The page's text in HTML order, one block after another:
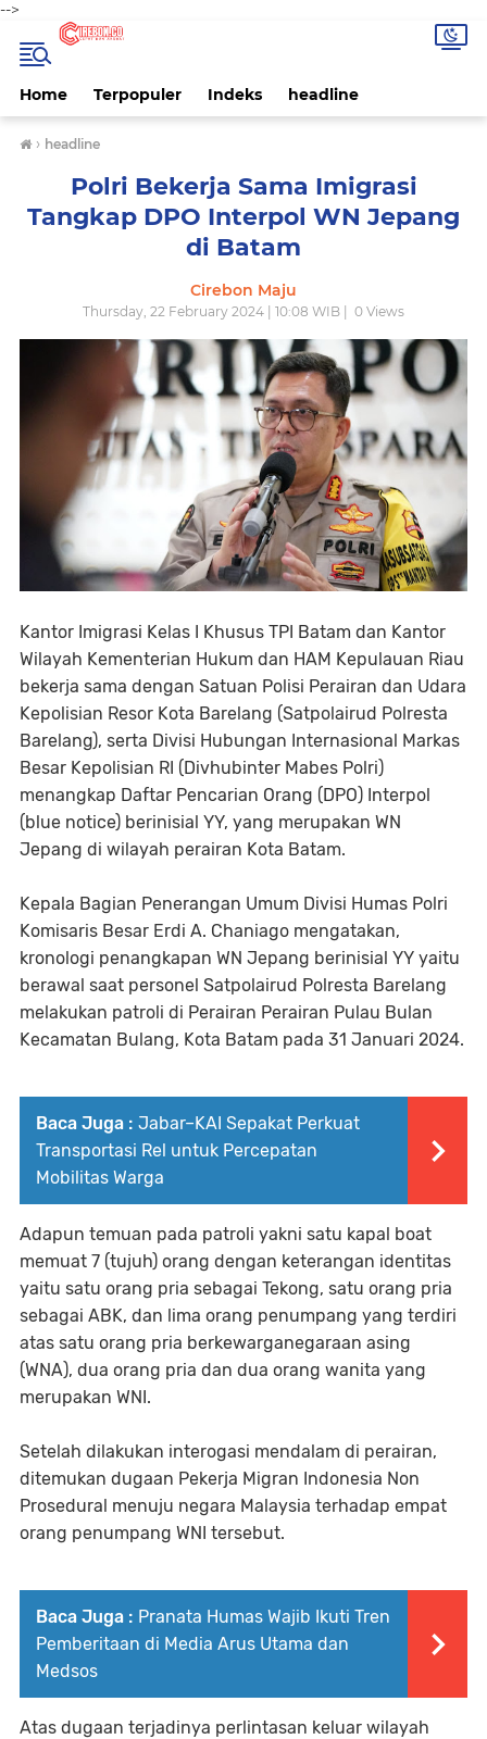
-->
Home Terpopuler Indeks headline
› headline
Polri Bekerja Sama Imigrasi
Tangkap DPO Interpol WN Jepang
di Batam
Cirebon Maju
Thursday, 22 February 2024 | 10:08 WIB | 0 Views
Kantor Imigrasi Kelas I Khusus TPI Batam dan Kantor
Wilayah Kementerian Hukum dan HAM Kepulauan Riau
bekerja sama dengan Satuan Polisi Perairan dan Udara
Kepolisian Resor Kota Barelang (Satpolairud Polresta
Barelang), serta Divisi Hubungan Internasional Markas
Besar Kepolisian RI (Divhubinter Mabes Polri)
menangkap Daftar Pencarian Orang (DPO) Interpol
(blue notice) berinisial YY, yang merupakan WN
Jepang di wilayah perairan Kota Batam.
Kepala Bagian Penerangan Umum Divisi Humas Polri
Komisaris Besar Erdi A. Chaniago mengatakan,
kronologi penangkapan WN Jepang berinisial YY yaitu
berawal saat personel Satpolairud Polresta Barelang
melakukan patroli di Perairan Perairan Pulau Bulan
Kecamatan Bulang, Kota Batam pada 31 Januari 2024.
Baca Juga : Jabar–KAI Sepakat Perkuat
Transportasi Rel untuk Percepatan
Mobilitas Warga
Adapun temuan pada patroli yakni satu kapal boat
memuat 7 (tujuh) orang dengan keterangan identitas
yaitu satu orang pria sebagai Tekong, satu orang pria
sebagai ABK, dan lima orang penumpang yang terdiri
atas satu orang pria berkewarganegaraan asing
(WNA), dua orang pria dan dua orang wanita yang
merupakan WNI.
Setelah dilakukan interogasi mendalam di perairan,
ditemukan dugaan Pekerja Migran Indonesia Non
Prosedural menuju negara Malaysia terhadap empat
orang penumpang WNI tersebut.
Baca Juga : Pranata Humas Wajib Ikuti Tren
Pemberitaan di Media Arus Utama dan
Medsos
Atas dugaan terjadinya perlintasan keluar wilayah